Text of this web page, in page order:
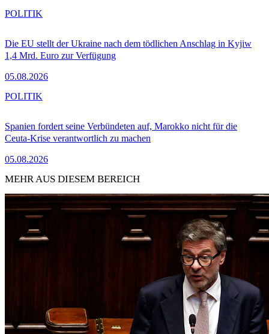
Die EU stellt der Ukraine nach dem tödlichen Anschlag in Kyjiw
1,4 Mrd. Euro zur Verfügung
05.08.2026
POLITIK
Spanien fordert seine Verbündeten auf, Marokko nicht für die
Ceuta-Krise verantwortlich zu machen
05.08.2026
POLITIK
MEHR AUS DIESEM BEREICH